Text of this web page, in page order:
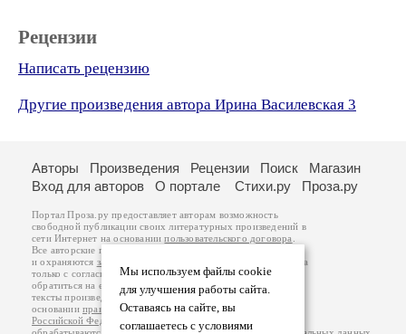
Рецензии
Написать рецензию
Другие произведения автора Ирина Василевская 3
Мы используем файлы cookie
для улучшения работы сайта.
Оставаясь на сайте, вы
соглашаетесь с условиями
Авторы Произведения Рецензии Поиск
Магазин
Вход для авторов
О портале Стихи.ру Проза.ру
Портал Проза.ру предоставляет авторам возможность
свободной публикации своих литературных произведений в
сети Интернет на основаниипользовательского договора
Все авторские права на произведения принадлежат авторам
и охраняются законом
. Перепечатка произведений возможна
только с согласия его автора, к которому вы можете
обратиться на его авторской странице. Ответственность за
тексты произведений авторы несут самостоятельно на
основанииправил публикацииизаконодательства
Российской Федерации